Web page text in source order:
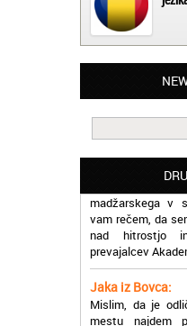
Matjaž iz
Lahko pohvalim
Oxford, ker so
prevajalske
učinkoviti.
Potrebovala
vam rečem, da
nad hitrostjo
prevajalcev
Jaka iz Bovca:
Mislim, da je
mestu najdem
različne jezike,